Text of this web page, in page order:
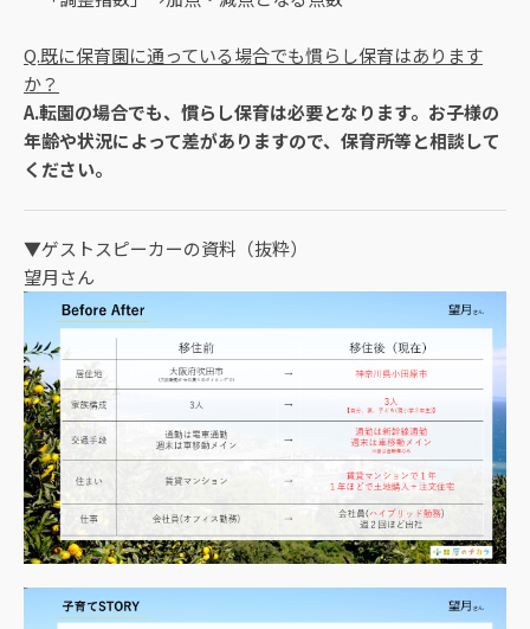
Q.既に保育園に通っている場合でも慣らし保育はあります
か？
A.転園の場合でも、慣らし保育は必要となります。お子様の
年齢や状況によって差がありますので、保育所等と相談して
ください。
▼ゲストスピーカーの資料（抜粋）
望月さん